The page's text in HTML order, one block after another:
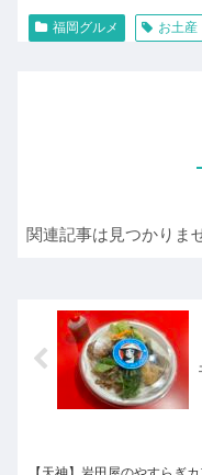
福岡グルメ お土産
関連記事は見つかりま